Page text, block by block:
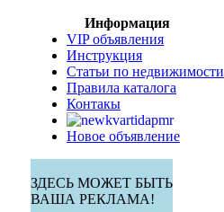
Информация
VIP объявления
Инструкция
Статьи по недвижимости
Правила каталога
Контакы
Новое объявление
ЗДЕСЬ МОЖЕТ БЫТЬ
ВАША РЕКЛАМА!